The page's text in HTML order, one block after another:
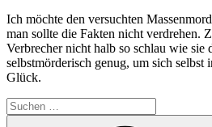
Ich möchte den versuchten
man sollte die Fakten nicht verdrehen.
Verbrecher nicht halb so schlau wie sie
selbstmörderisch genug, um sich
Glück.
Suchen
nach: